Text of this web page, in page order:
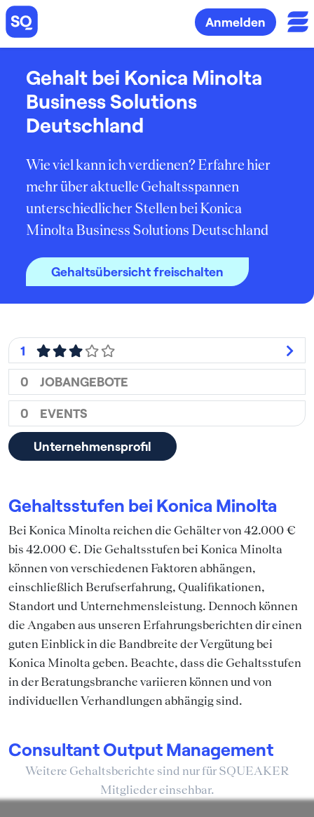
Anmelden
Gehalt bei Konica Minolta
Business Solutions
Deutschland
Wie viel kann ich verdienen? Erfahre hier
mehr über aktuelle Gehaltsspannen
unterschiedlicher Stellen bei Konica
Minolta Business Solutions Deutschland
Gehaltsübersicht freischalten
1
0 JOBANGEBOTE
0 EVENTS
Unternehmensprofil
Gehaltsstufen bei Konica Minolta
Bei Konica Minolta reichen die Gehälter von 42.000 €
bis 42.000 €. Die Gehaltsstufen bei Konica Minolta
können von verschiedenen Faktoren abhängen,
einschließlich Berufserfahrung, Qualifikationen,
Standort und Unternehmensleistung. Dennoch können
die Angaben aus unseren Erfahrungsberichten dir einen
guten Einblick in die Bandbreite der Vergütung bei
Konica Minolta geben. Beachte, dass die Gehaltsstufen
in der Beratungsbranche variieren können und von
individuellen Verhandlungen abhängig sind.
Consultant Output Management
Weitere Gehaltsberichte sind nur für SQUEAKER
Mitglieder einsehbar.